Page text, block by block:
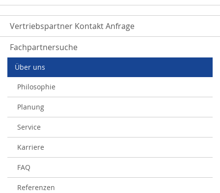
Vertriebspartner Kontakt Anfrage
Fachpartnersuche
Über uns
Philosophie
Planung
Service
Karriere
FAQ
Referenzen